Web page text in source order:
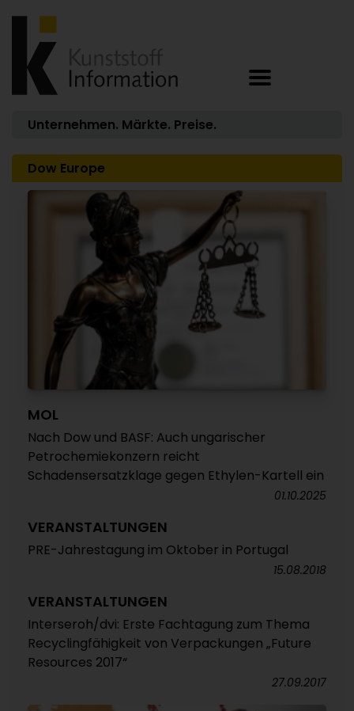
Unternehmen. Märkte. Preise.
Dow Europe
MOL
Nach Dow und BASF: Auch ungarischer
Petrochemiekonzern reicht
Schadensersatzklage gegen Ethylen-Kartell ein
01.10.2025
VERANSTALTUNGEN
PRE-Jahrestagung im Oktober in Portugal
15.08.2018
VERANSTALTUNGEN
Interseroh/dvi: Erste Fachtagung zum Thema
Recyclingfähigkeit von Verpackungen „Future
Resources 2017“
27.09.2017